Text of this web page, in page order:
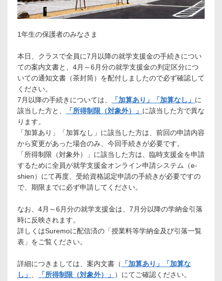
1年生の保護者のみなさま
本日、クラスで全員に7月以降の就学支援金の手続きについ
ての案内文書と、4月～6月分の就学支援金の判定区分につ
いての通知文書（茶封筒）を配付しましたので必ず確認して
ください。
7月以降の手続きについては、
「加算あり」「加算なし」 に
該当した方と、
「所得制限（対象外）」 に該当した方で異な
ります。
「加算あり」「加算なし」に該当した方は、前回の申請内容
から変更があった場合のみ、今回手続きが必要です。
「所得制限（対象外）」に該当した方は、臨時支援金を申請
するために全員が就学支援金オンライン申請システム（e-
shien）にて再度、受給資格認定申請の手続きが必要ですの
で、期限までに必ず申請してください。
なお、4月～6月分の就学支援金は、7月分以降の学納金引落
時に反映されます。
詳しくはSuremoに配信済の「授業料等学納金及び引落一覧
表」をご覧ください。
詳細につきましては、案内文書（
「加算あり」「加算な
し」
「所得制限（対象外）」 ）にてご確認ください。